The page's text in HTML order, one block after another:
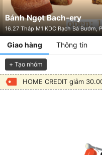
Bánh Ngọt Bach-ery
16.27 Tháp M1 KDC Rạch Bà Bướm,
Giao hàng Thông tin
+ Tạo nhóm
HOME CREDIT giảm